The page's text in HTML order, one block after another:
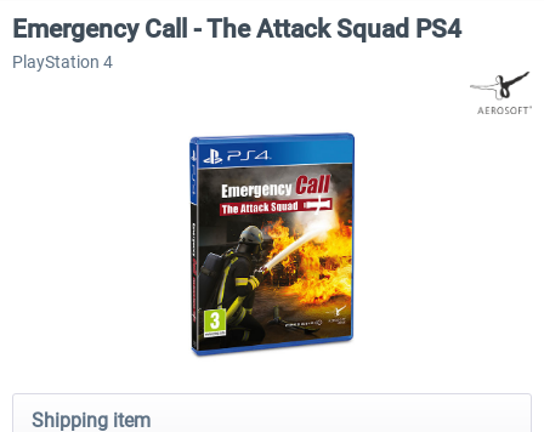
Emergency Call - The Firefighting
Simulation 3
Global Rescue
Emergency Call - The Attack Squad PS4
PlayStation 4
Shipping item